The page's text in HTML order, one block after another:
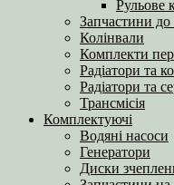
Рульове
Запчастини
Колінвали
Комплекти
Радіатори та
Радіатори та
Трансмісія
Комплектуючі
Водяні насоси
Генератори
Диски